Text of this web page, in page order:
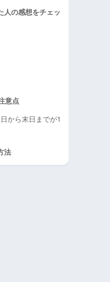
人の感想をチェッ
意点
から末日までが1
法